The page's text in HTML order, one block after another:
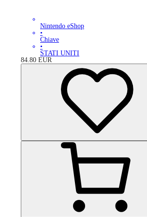
Nintendo eShop
•
Chiave
•
STATI UNITI
84.80 EUR